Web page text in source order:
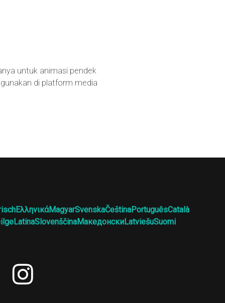
untuk animasi pendek
di platform media
ΕλληνικάMagyarSvenskaČeštinaPortuguêsCatalà
LatinaSlovenščinaМакедонскиLatviešuSuomi